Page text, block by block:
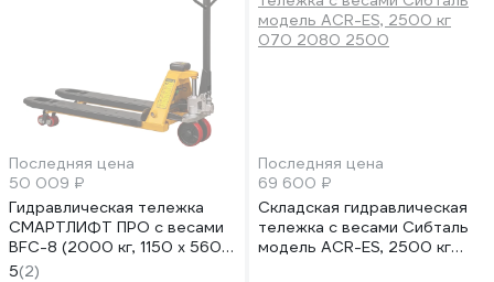
Последняя цена
50 009 ₽
Гидравлическая тележка
СМАРТЛИФТ ПРО с весами
BFC-8 (2000 кг, 1150 x 560
мм, PDP) 99-1005
5(2)
Последняя цена
69 600 ₽
Складская гидравлическая
тележка c весами Сибталь
модель ACR-ES, 2500 кг